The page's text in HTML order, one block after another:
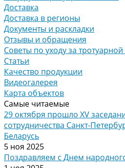
Доставка
Доставка в регионы
Документы и раскладки
Отзывы и обращения
Советы по уходу за
Статьи
Качество продукции
Видеогалерея
Карта объектов
Самые читаемые
29 октября прошло XV
сотрудничества Санкт-
Беларусь
5 ноя 2025
Поздравляем с Днем